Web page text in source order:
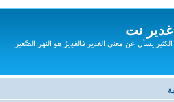
غدير نت
الكثير يسأل عن معنى الغدير فالغَدِيرُ هو النهر الصَّغير.